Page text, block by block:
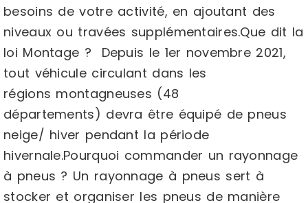
besoins de votre activité, en ajoutant des
niveaux ou travées supplémentaires.Que dit la
loi Montage ? Depuis le 1er novembre 2021,
tout véhicule circulant dans les
régions montagneuses (48
départements) devra être équipé de pneus
neige/ hiver pendant la période
hivernale.Pourquoi commander un rayonnage
à pneus ? Un rayonnage à pneus sert à
stocker et organiser les pneus de manière